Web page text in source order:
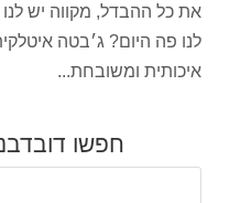
את כל ההבדל, מקווה יש
לנו פה היום? ג׳בטה
איכותית ומשובחת...
חפשו